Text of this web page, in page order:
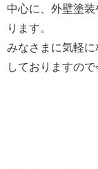
中心に、外壁塗
ります。
みなさまに気軽
しておりますの